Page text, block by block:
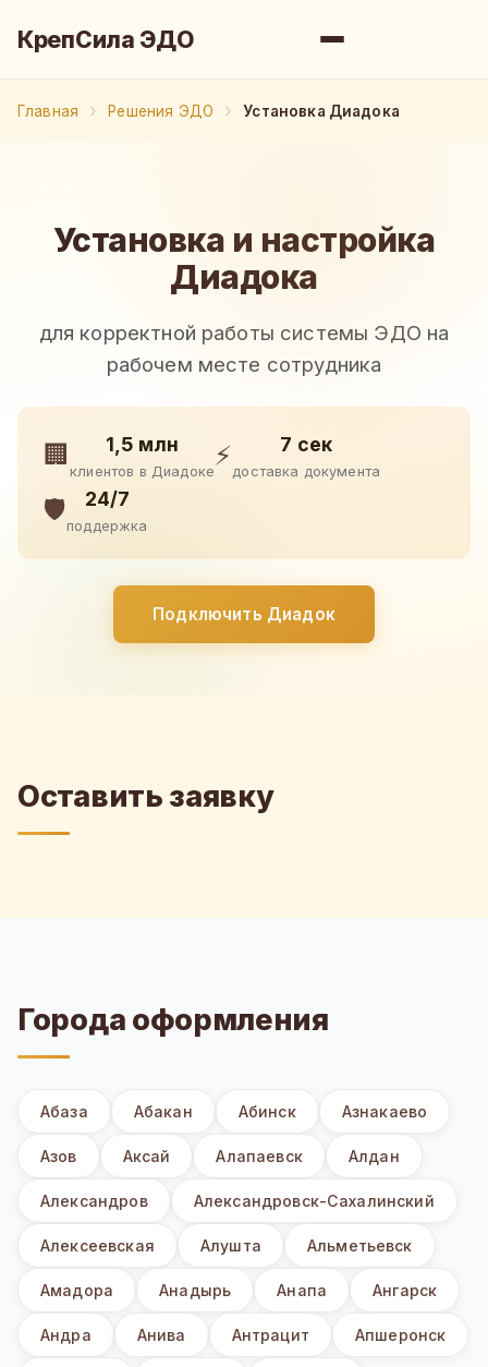
КрепСила ЭДО
Главная Решения ЭДО Установка Диадока
Установка и настройка
Диадока
для корректной работы системы ЭДО на
рабочем месте сотрудника
🏢 1,5 млн
клиентов в Диадоке
⚡ 7 сек
доставка документа
🛡️ 24/7
поддержка
Подключить Диадок
Оставить заявку
Города оформления
Абаза Абакан Абинск Азнакаево
Азов Аксай Алапаевск Алдан
Александров Александровск-Сахалинский
Алексеевская Алушта Альметьевск
Амадора Анадырь Анапа Ангарск
Андра Анива Антрацит Апшеронск